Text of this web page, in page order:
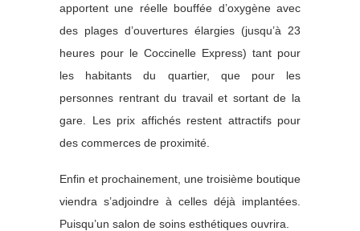
apportent une réelle bouffée d’oxygène avec
des plages d’ouvertures élargies (jusqu’à 23
heures pour le Coccinelle Express) tant pour
les habitants du quartier, que pour les
personnes rentrant du travail et sortant de la
gare. Les prix affichés restent attractifs pour
des commerces de proximité.
Enfin et prochainement, une troisième boutique
viendra s’adjoindre à celles déjà implantées.
Puisqu’un salon de soins esthétiques ouvrira.